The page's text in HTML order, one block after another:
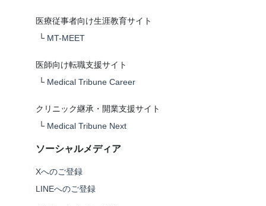
医療従事者向け生涯教育サイト
└ MT-MEET
医師向け転職支援サイト
└ Medical Tribune Career
クリニック継承・開業支援サイト
└ Medical Tribune Next
ソーシャルメディア
Xへのご登録
LINEへのご登録